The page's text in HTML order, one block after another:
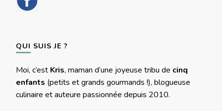
QUI SUIS JE ?
Moi, c’est Kris, maman d’une joyeuse tribu de cinq
enfants (petits et grands gourmands !), blogueuse
culinaire et auteure passionnée depuis 2010.